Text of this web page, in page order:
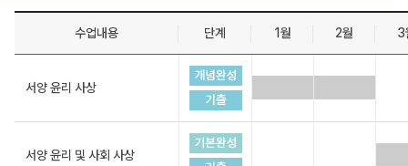
수업내용 단계 1월 2월 3
서양 윤리 사상
서양 윤리 및 사회 사상